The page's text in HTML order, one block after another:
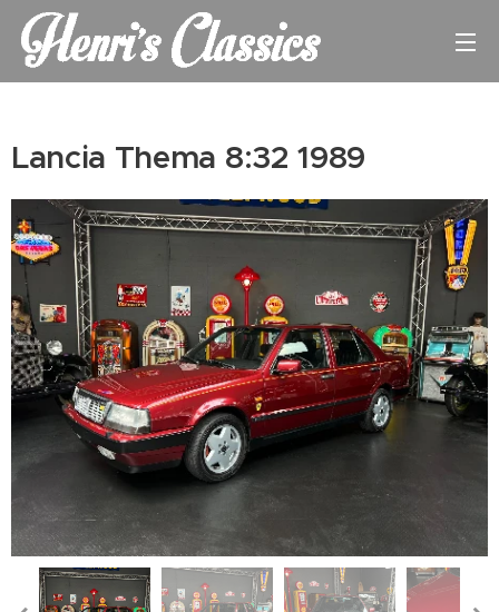
Lancia Thema 8:32 1989